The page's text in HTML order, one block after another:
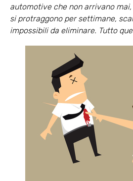
automotive che non arrivano
si protraggono per settimane,
impossibili da eliminare. Tutto